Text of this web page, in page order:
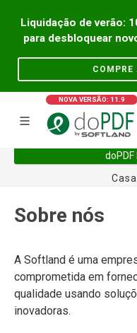
Liquidação de verão:
para desbloquear
NOVA VERSÃO: 11.9
Casa
Sobre nós
A Softland é uma
comprometida em
qualidade usando
inovadoras.